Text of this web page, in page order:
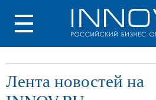
Лента новостей на